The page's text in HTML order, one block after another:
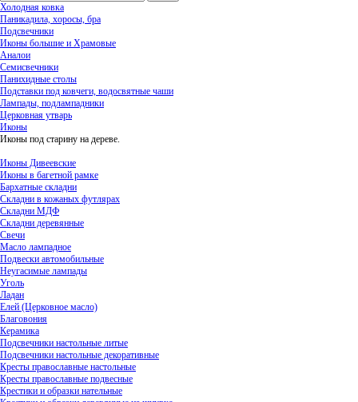
Холодная ковка
Паникадила, хоросы, бра
Подсвечники
Иконы большие и Храмовые
Аналои
Семисвечники
Панихидные столы
Подставки под ковчеги, водосвятные чаши
Лампады, подлампадники
Церковная утварь
Иконы
Иконы под старину на дереве.
Иконы Дивеевские
Иконы в багетной рамке
Бархатные складни
Складни в кожаных футлярах
Складни МДФ
Складни деревянные
Свечи
Масло лампадное
Подвески автомобильные
Неугасимые лампады
Уголь
Ладан
Елей (Церковное масло)
Благовония
Керамика
Подсвечники настольные литые
Подсвечники настольные декоративные
Кресты православные настольные
Кресты православные подвесные
Крестики и образки нательные